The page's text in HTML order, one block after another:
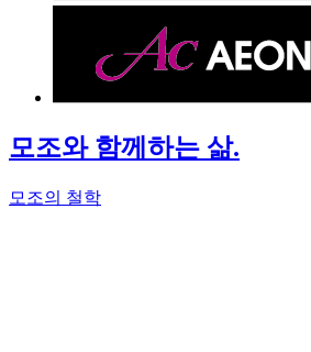
모조와 함께하는 삶.
모조의 철학